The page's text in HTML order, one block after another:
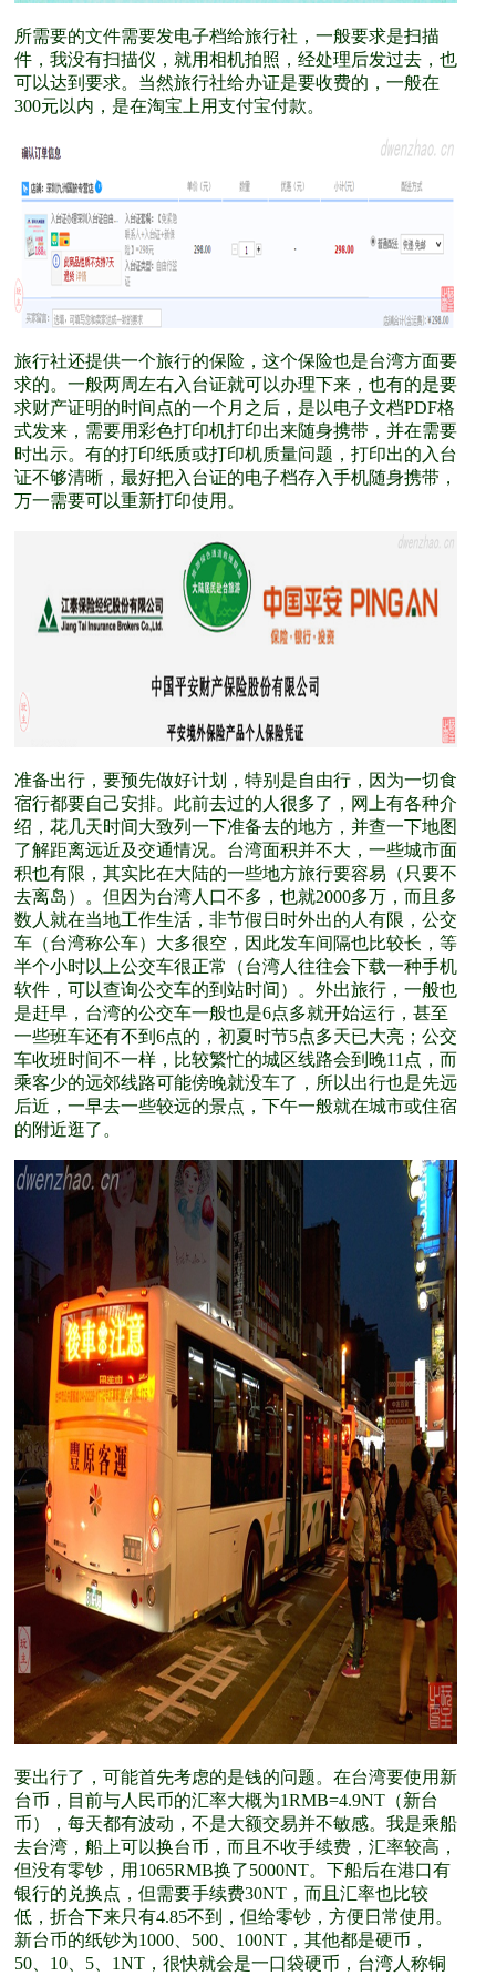
所需要的文件需要发电子档给旅行社，一般要求是扫描
件，我没有扫描仪，就用相机拍照，经处理后发过去，也
可以达到要求。当然旅行社给办证是要收费的，一般在
300元以内，是在淘宝上用支付宝付款。
旅行社还提供一个旅行的保险，这个保险也是台湾方面要
求的。一般两周左右入台证就可以办理下来，也有的是要
求财产证明的时间点的一个月之后，是以电子文档PDF格
式发来，需要用彩色打印机打印出来随身携带，并在需要
时出示。有的打印纸质或打印机质量问题，打印出的入台
证不够清晰，最好把入台证的电子档存入手机随身携带，
万一需要可以重新打印使用。
准备出行，要预先做好计划，特别是自由行，因为一切食
宿行都要自己安排。此前去过的人很多了，网上有各种介
绍，花几天时间大致列一下准备去的地方，并查一下地图
了解距离远近及交通情况。台湾面积并不大，一些城市面
积也有限，其实比在大陆的一些地方旅行要容易（只要不
去离岛）。但因为台湾人口不多，也就2000多万，而且多
数人就在当地工作生活，非节假日时外出的人有限，公交
车（台湾称公车）大多很空，因此发车间隔也比较长，等
半个小时以上公交车很正常（台湾人往往会下载一种手机
软件，可以查询公交车的到站时间）。外出旅行，一般也
是赶早，台湾的公交车一般也是6点多就开始运行，甚至
一些班车还有不到6点的，初夏时节5点多天已大亮；公交
车收班时间不一样，比较繁忙的城区线路会到晚11点，而
乘客少的远郊线路可能傍晚就没车了，所以出行也是先远
后近，一早去一些较远的景点，下午一般就在城市或住宿
的附近逛了。
要出行了，可能首先考虑的是钱的问题。在台湾要使用新
台币，目前与人民币的汇率大概为1RMB=4.9NT（新台
币），每天都有波动，不是大额交易并不敏感。我是乘船
去台湾，船上可以换台币，而且不收手续费，汇率较高，
但没有零钞，用1065RMB换了5000NT。下船后在港口有
银行的兑换点，但需要手续费30NT，而且汇率也比较
低，折合下来只有4.85不到，但给零钞，方便日常使用。
新台币的纸钞为1000、500、100NT，其他都是硬币，
50、10、5、1NT，很快就会是一口袋硬币，台湾人称铜